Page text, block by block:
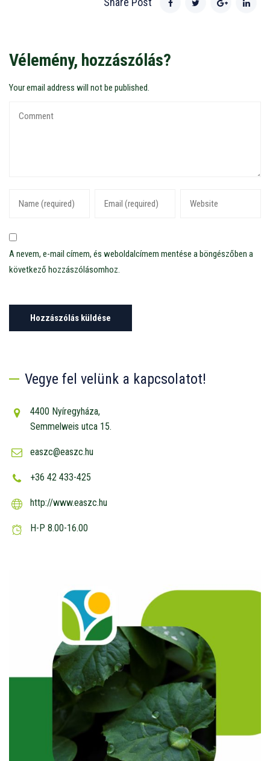
Vélemény, hozzászólás?
Your email address will not be published.
A nevem, e-mail címem, és weboldalcímem mentése a böngészőben a
következő hozzászólásomhoz.
Vegye fel velünk a kapcsolatot!
4400 Nyíregyháza,
Semmelweis utca 15.
easzc@easzc.hu
+36 42 433-425
http://www.easzc.hu
H-P 8.00-16.00